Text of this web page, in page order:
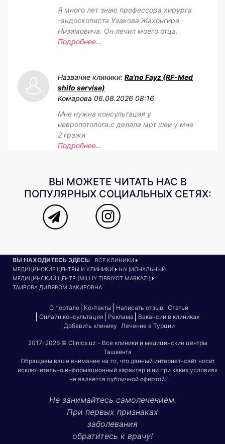
Я много лет знаю профессора хирурга
-эндоскописта Узакова Жахонгира
Низамовича. Он лечил моего отца.
Подробнее...
Название клиники: Ra'no Fayz (RF-Med
shifo servise)
Комарова 06.08.2026 08:16
Мне нужна консультация у
невропотолога.с делала мрт шеи у мне
2 грэжи
Подробнее...
ВЫ МОЖЕТЕ ЧИТАТЬ НАС В
ПОПУЛЯРНЫХ СОЦИАЛЬНЫХ СЕТЯХ:
ВЫ НАХОДИТЕСЬ ЗДЕСЬ:
ВСЕ КЛИНИКИ
МЕДИЦИНСКИЕ ЦЕНТРЫ И КЛИНИКИ
НАЦИОНАЛЬНЫЙ
МЕДИЦИНСКИЙ ЦЕНТР (MILLIY TIBBIYOT MARKAZI)
ТАИРОВА ДИЛЯРОМ ЗАКИРОВНА
О портале Контакты Написать отзыв
Статьи
Онлайн консультация
Реклама
Вакансии в клиниках
Добавить клинику
Лечение в Турции
2017-2026 © Clinics.uz - Все клиники и медицинские центры
Ташкента
Обращаем ваше внимание на то, что данный интернет-сайт носит
исключительно информационный характер и ни при каких условиях
не является публичной офертой.
Не занимайтесь самолечением.
При первых признаках
заболевания
обратитесь к врачу!